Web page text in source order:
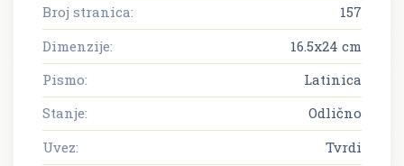
Broj stranica:
157
Dimenzije:
16.5x24 cm
Pismo:
Latinica
Stanje:
Odlično
Uvez:
Tvrdi